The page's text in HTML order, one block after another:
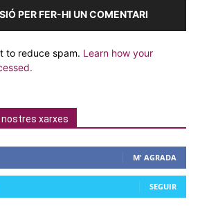
PER FER-HI UN COMENTARI
to reduce spam. Learn how your
xarxes
M' AGRADA
SEGUIR